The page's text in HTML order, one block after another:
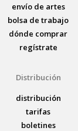
envío de artes
bolsa de trabajo
dónde comprar
regístrate
Distribución
distribución
tarifas
boletines